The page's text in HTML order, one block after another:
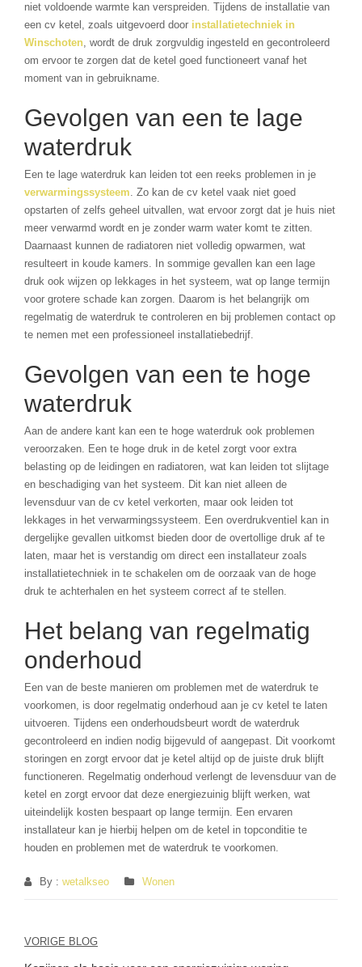
niet voldoende warmte kan verspreiden. Tijdens de installatie van
een cv ketel, zoals uitgevoerd door installatietechniek in
Winschoten, wordt de druk zorgvuldig ingesteld en gecontroleerd
om ervoor te zorgen dat de ketel goed functioneert vanaf het
moment van in gebruikname.
Gevolgen van een te lage
waterdruk
Een te lage waterdruk kan leiden tot een reeks problemen in je
verwarmingssysteem. Zo kan de cv ketel vaak niet goed
opstarten of zelfs geheel uitvallen, wat ervoor zorgt dat je huis niet
meer verwarmd wordt en je zonder warm water komt te zitten.
Daarnaast kunnen de radiatoren niet volledig opwarmen, wat
resulteert in koude kamers. In sommige gevallen kan een lage
druk ook wijzen op lekkages in het systeem, wat op lange termijn
voor grotere schade kan zorgen. Daarom is het belangrijk om
regelmatig de waterdruk te controleren en bij problemen contact op
te nemen met een professioneel installatiebedrijf.
Gevolgen van een te hoge
waterdruk
Aan de andere kant kan een te hoge waterdruk ook problemen
veroorzaken. Een te hoge druk in de ketel zorgt voor extra
belasting op de leidingen en radiatoren, wat kan leiden tot slijtage
en beschadiging van het systeem. Dit kan niet alleen de
levensduur van de cv ketel verkorten, maar ook leiden tot
lekkages in het verwarmingssysteem. Een overdrukventiel kan in
dergelijke gevallen uitkomst bieden door de overtollige druk af te
laten, maar het is verstandig om direct een installateur zoals
installatietechniek in te schakelen om de oorzaak van de hoge
druk te achterhalen en het systeem correct af te stellen.
Het belang van regelmatig
onderhoud
Een van de beste manieren om problemen met de waterdruk te
voorkomen, is door regelmatig onderhoud aan je cv ketel te laten
uitvoeren. Tijdens een onderhoudsbeurt wordt de waterdruk
gecontroleerd en indien nodig bijgevuld of aangepast. Dit voorkomt
storingen en zorgt ervoor dat je ketel altijd op de juiste druk blijft
functioneren. Regelmatig onderhoud verlengt de levensduur van de
ketel en zorgt ervoor dat deze energiezuinig blijft werken, wat
uiteindelijk kosten bespaart op lange termijn. Een ervaren
installateur kan je hierbij helpen om de ketel in topconditie te
houden en problemen met de waterdruk te voorkomen.
By : wetalkseo Wonen
Berichtnavigatie
VORIGE BLOG